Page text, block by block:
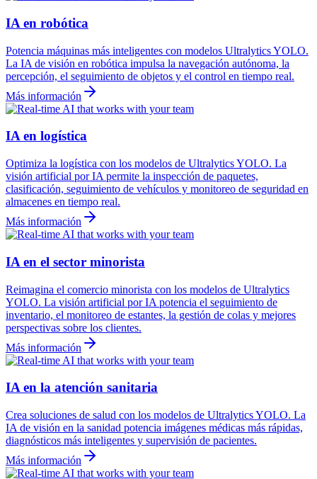
IA en robótica
Potencia máquinas más inteligentes con modelos Ultralytics YOLO.
La IA de visión en robótica impulsa la navegación autónoma, la
percepción, el seguimiento de objetos y el control en tiempo real.
Más información
IA en logística
Optimiza la logística con los modelos de Ultralytics YOLO. La
visión artificial por IA permite la inspección de paquetes,
clasificación, seguimiento de vehículos y monitoreo de seguridad en
almacenes en tiempo real.
Más información
IA en el sector minorista
Reimagina el comercio minorista con los modelos de Ultralytics
YOLO. La visión artificial por IA potencia el seguimiento de
inventario, el monitoreo de estantes, la gestión de colas y mejores
perspectivas sobre los clientes.
Más información
IA en la atención sanitaria
Crea soluciones de salud con los modelos de Ultralytics YOLO. La
IA de visión en la sanidad potencia imágenes médicas más rápidas,
diagnósticos más inteligentes y supervisión de pacientes.
Más información